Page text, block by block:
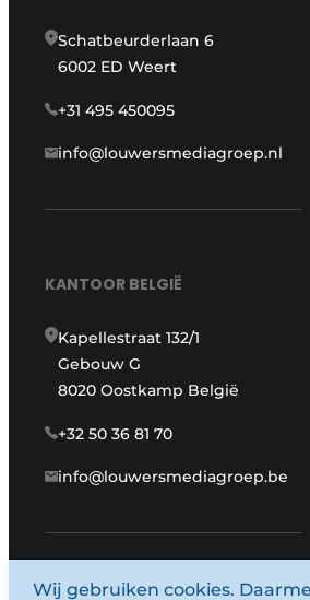
Schatbeurderlaan 6
6002 ED Weert
+31 495 450095
info@louwersmediagroep.nl
KANTOOR BELGIË
Kapellestraat 132/1
Gebouw G
8020 Oostkamp België
+32 50 36 81 70
info@louwersmediagroep.be
www.louwersmediagroep.com
Wij gebruiken cookies.